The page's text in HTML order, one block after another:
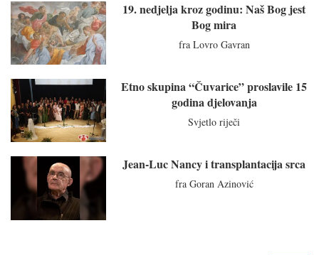
19. nedjelja kroz godinu: Naš Bog jest
Bog mira
fra Lovro Gavran
Etno skupina “Čuvarice” proslavile 15
godina djelovanja
Svjetlo riječi
Jean-Luc Nancy i transplantacija srca
fra Goran Azinović